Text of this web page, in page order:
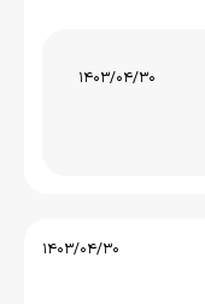
1403/04/30
1403/04/30